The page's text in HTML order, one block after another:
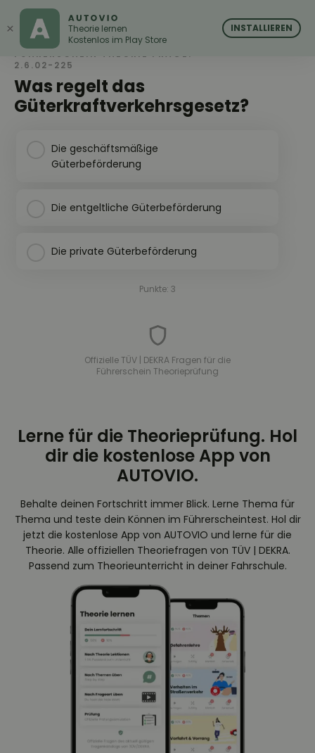
AUTOVIO
Was regelt das
Güterkraftverkehrsgesetz?
FÜHRERSCHEIN THEORIE FRAGE:
2.6.02-225
Die geschäftsmäßige
Güterbeförderung
Die entgeltliche Güterbeförderung
Die private Güterbeförderung
Punkte: 3
Offizielle TÜV | DEKRA Fragen für die
Führerschein Theorieprüfung
Lerne für die Theorieprüfung. Hol
dir die kostenlose App von
AUTOVIO.
Behalte deinen Fortschritt immer Blick. Lerne Thema für
Thema und teste dein Können im Führerscheintest. Hol dir
jetzt die kostenlose App von AUTOVIO und lerne für die
Theorie. Alle offiziellen Theoriefragen von TÜV | DEKRA.
Passend zum Theorieunterricht in deiner Fahrschule.
× AUTOVIO
Theorie lernen
Kostenlos im Play Store
INSTALLIEREN